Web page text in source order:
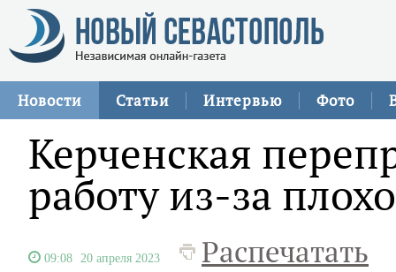
Новости Статьи Интервью Фото
Керченская
работу из-за
09:08 20 апреля 2023 Распечатать